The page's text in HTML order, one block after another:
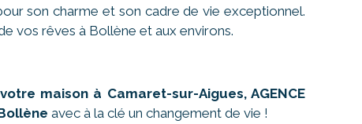
son charme et son cadre de vie exceptionnel.
vos rêves à Bollène et aux environs.
maison à Camaret-sur-Aigues, AGENCE
avec à la clé un changement de vie !